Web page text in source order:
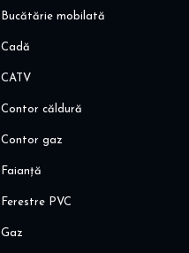
Bucătărie mobilată
Cadă
CATV
Contor căldură
Contor gaz
Faianță
Ferestre PVC
Gaz